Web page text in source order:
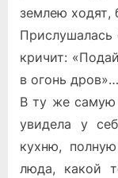
землею ходят,
Прислушалась
кричит:
в огонь дров»…
В ту же самую
увидела у
кухню,
люда, какой